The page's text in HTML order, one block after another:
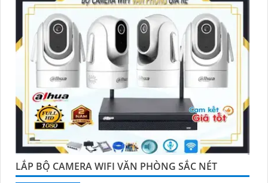
LẮP BỘ CAMERA WIFI VĂN PHÒNG SẮC NÉT